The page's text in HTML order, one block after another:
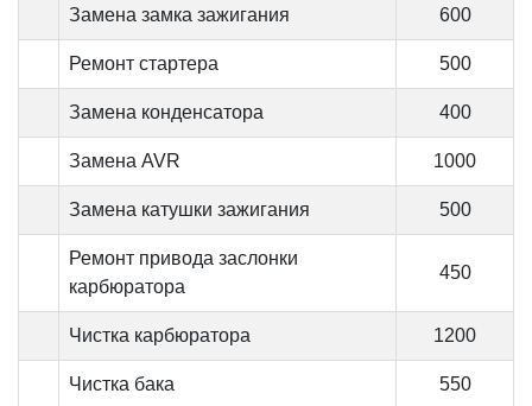
Замена замка зажигания 600
Ремонт стартера 500
Замена конденсатора 400
Замена AVR 1000
Замена катушки зажигания 500
Ремонт привода заслонки
карбюратора
450
Чистка карбюратора 1200
Чистка бака 550